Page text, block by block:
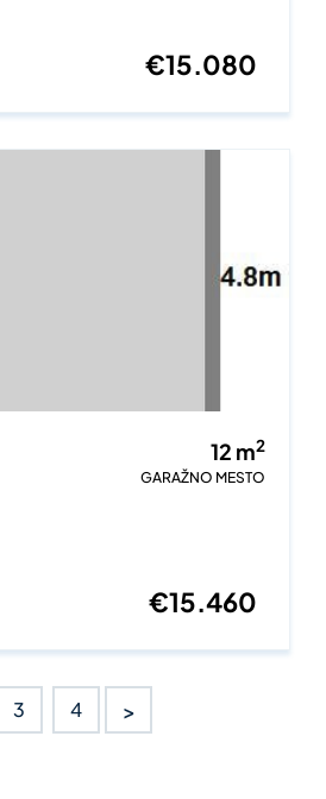
€15.080
12 m2
GARAŽNO MESTO
€15.460
3 4 >